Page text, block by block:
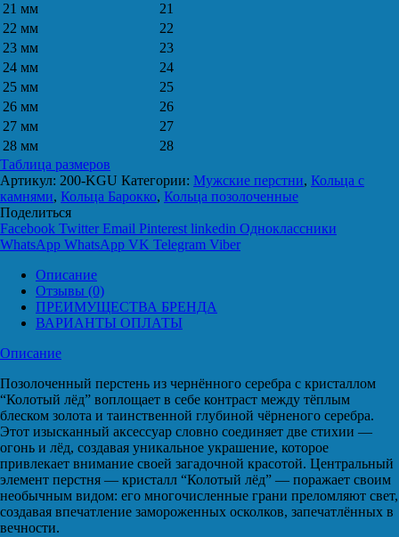
21 мм
21
22 мм
22
23 мм
23
24 мм
24
25 мм
25
26 мм
26
27 мм
27
28 мм
28
Таблица размеров
Артикул: 200-KGU Категории: Мужские перстни, Кольца с
камнями, Кольца Барокко, Кольца позолоченные
Поделиться
Facebook Twitter Email Pinterest linkedin Одноклассники
WhatsApp WhatsApp VK Telegram Viber
Описание
Отзывы (0)
ПРЕИМУЩЕСТВА БРЕНДА
ВАРИАНТЫ ОПЛАТЫ
Описание
Позолоченный перстень из чернённого серебра с кристаллом
“Колотый лёд” воплощает в себе контраст между тёплым
блеском золота и таинственной глубиной чёрненого серебра.
Этот изысканный аксессуар словно соединяет две стихии —
огонь и лёд, создавая уникальное украшение, которое
привлекает внимание своей загадочной красотой. Центральный
элемент перстня — кристалл “Колотый лёд” — поражает своим
необычным видом: его многочисленные грани преломляют свет,
создавая впечатление замороженных осколков, запечатлённых в
вечности.